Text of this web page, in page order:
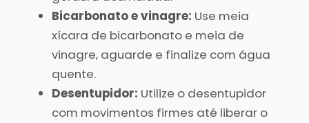
Bicarbonato e vinagre: Use meia
xícara de bicarbonato e meia de
vinagre, aguarde e finalize com água
quente.
Desentupidor: Utilize o desentupidor
com movimentos firmes até liberar o